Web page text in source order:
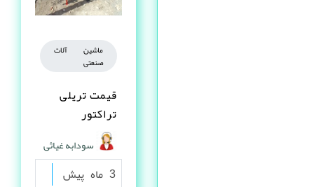
ماشین آلات
صنعتی
قیمت تریلی
تراکتور
سودابه غیاثی
3 ماه پیش